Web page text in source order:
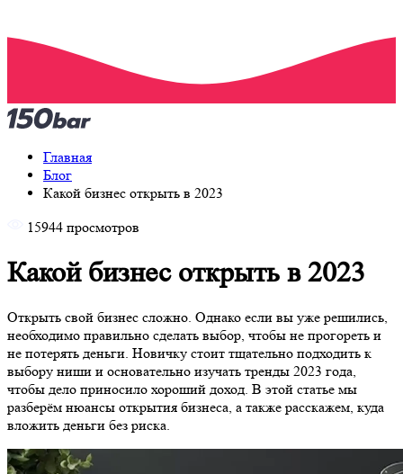
Главная
Блог
Какой бизнес открыть в 2023
15944 просмотров
Какой бизнес открыть в 2023
Открыть свой бизнес сложно. Однако если вы уже решились,
необходимо правильно сделать выбор, чтобы не прогореть и
не потерять деньги. Новичку стоит тщательно подходить к
выбору ниши и основательно изучать тренды 2023 года,
чтобы дело приносило хороший доход. В этой статье мы
разберём нюансы открытия бизнеса, а также расскажем, куда
вложить деньги без риска.